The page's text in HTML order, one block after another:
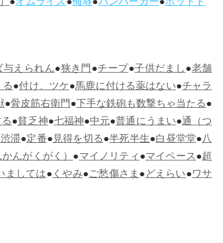
えられん●狭き門●チープ●子供だまし●老舗
●付け、ツケ●馬鹿に付ける薬はない●チャラ
●骨皮筋右衛門●下手な鉄砲も数撃ちゃ当たる●
●貧乏神●七福神●中元●普通にうまい●通（つ
滞●定番●見得を切る●半死半生●白昼堂堂●八
んがくがく）●マイノリティ●マイペース●超
ましては●くやみ●ご愁傷さま●どえらい●ワサ